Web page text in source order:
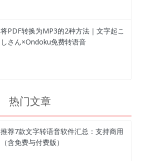
将PDF转换为MP3的2种方法｜文字起こ
しさん×Ondoku免费转语音
热门文章
推荐7款文字转语音软件汇总：支持商用
（含免费与付费版）